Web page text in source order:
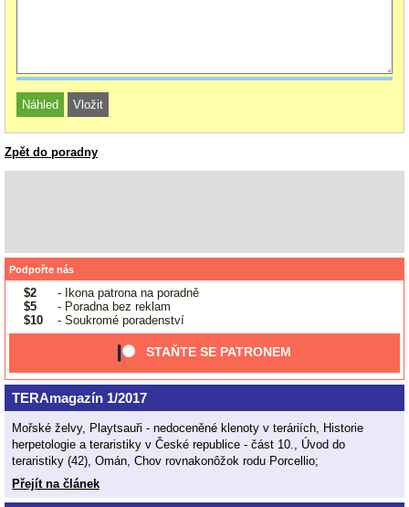
Zpět do poradny
Podpořte nás
$2
- Ikona patrona na poradně
$5
- Poradna bez reklam
$10
- Soukromé poradenství
STAŇTE SE PATRONEM
TERAmagazín 1/2017
Mořské želvy, Playtsauři - nedoceněné klenoty v teráriích, Historie
herpetologie a teraristiky v České republice - část 10., Úvod do
teraristiky (42), Omán, Chov rovnakonôžok rodu Porcellio;
Přejít na článek